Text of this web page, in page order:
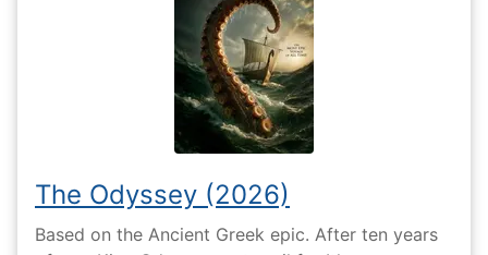
The Odyssey (2026)
Based on the Ancient Greek epic. After ten years